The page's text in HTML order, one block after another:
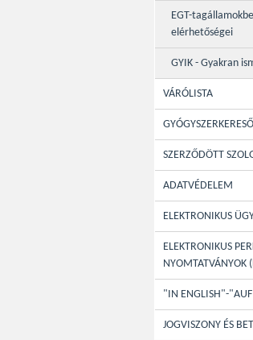
EGT-
elérhetőségei
GYIK - Gyakran
VÁRÓLISTA
GYÓGYSZERKERESŐ
SZERZŐDÖTT
ADATVÉDELEM
ELEKTRONIKUS
ELEKTRONIKUS
NYOMTATVÁNYOK
"IN ENGLISH"-
JOGVISZONY ÉS